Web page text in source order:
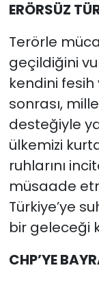
ERÖRSÜZ
Terörle
geçildiğini
kendini fesih
sonrası,
desteğiyle
ülkemizi
ruhlarını
müsaade
Türkiye’ye
bir geleceği
CHP’YE